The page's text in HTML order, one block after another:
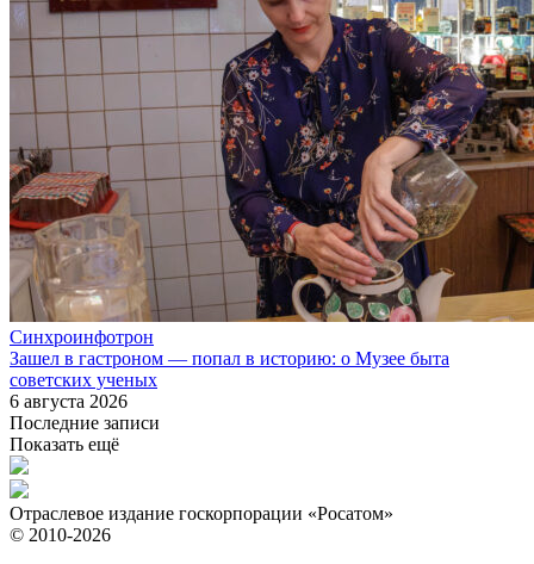
Синхроинфотрон
Зашел в гастроном — попал в историю: о Музее быта
советских ученых
6 августа 2026
Последние записи
Показать ещё
Отраслевое издание госкорпорации «Росатом»
© 2010-2026